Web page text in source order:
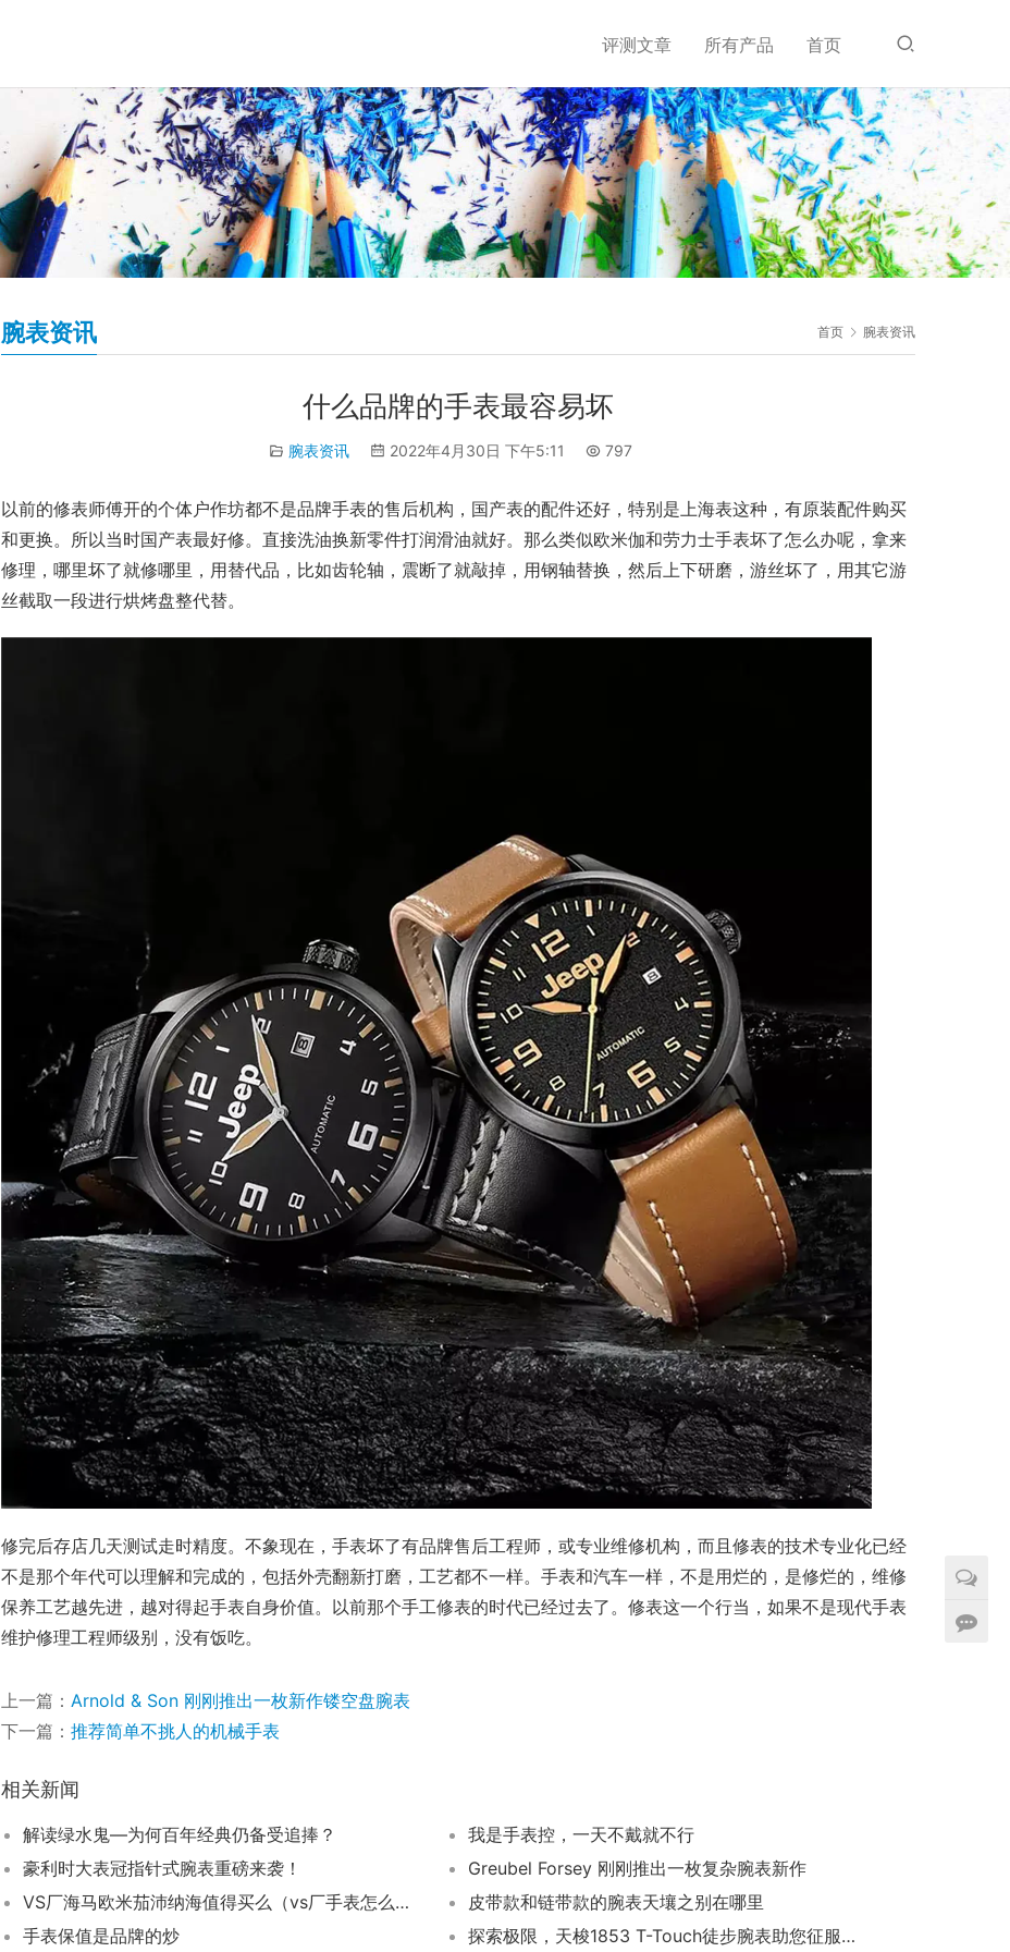
评测文章 所有产品 首页
首页 腕表资讯
腕表资讯
什么品牌的手表最容易坏
腕表资讯 2022年4月30日 下午5:11 797
以前的修表师傅开的个体户作坊都不是品牌手表的售后机构，国产表的配件还好，特别是上海表这种，有原装配件购买
和更换。所以当时国产表最好修。直接洗油换新零件打润滑油就好。那么类似欧米伽和劳力士手表坏了怎么办呢，拿来
修理，哪里坏了就修哪里，用替代品，比如齿轮轴，震断了就敲掉，用钢轴替换，然后上下研磨，游丝坏了，用其它游
丝截取一段进行烘烤盘整代替。
修完后存店几天测试走时精度。不象现在，手表坏了有品牌售后工程师，或专业维修机构，而且修表的技术专业化已经
不是那个年代可以理解和完成的，包括外壳翻新打磨，工艺都不一样。手表和汽车一样，不是用烂的，是修烂的，维修
保养工艺越先进，越对得起手表自身价值。以前那个手工修表的时代已经过去了。修表这一个行当，如果不是现代手表
维护修理工程师级别，没有饭吃。
上一篇： Arnold & Son 刚刚推出一枚新作镂空盘腕表
下一篇： 推荐简单不挑人的机械手表
相关新闻
解读绿水鬼—为何百年经典仍备受追捧？
我是手表控，一天不戴就不行
豪利时大表冠指针式腕表重磅来袭！
Greubel Forsey 刚刚推出一枚复杂腕表新作
VS厂海马欧米茄沛纳海值得买么（vs厂手表怎么样）
皮带款和链带款的腕表天壤之别在哪里
手表保值是品牌的炒
探索极限，天梭1853 T-Touch徒步腕表助您征服探险之旅！